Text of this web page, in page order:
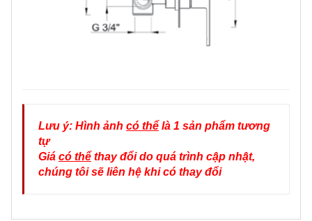
Lưu ý: Hình ảnh có thể là 1 sản phẩm tương
tự
Giá có thể thay đổi do quá trình cập nhật,
chúng tôi sẽ liên hệ khi có thay đổi